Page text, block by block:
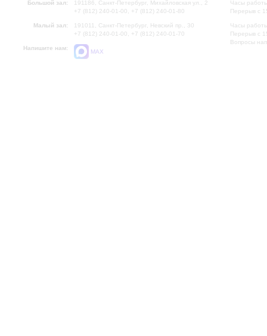
Большой зал:
191186, Санкт-Петербург, Михайловская ул., 2
+7 (812) 240-01-00, +7 (812) 240-01-80
Малый зал:
191011, Санкт-Петербург, Невский пр., 30
+7 (812) 240-01-00, +7 (812) 240-01-70
Напишите нам:
MAX
Часы
Перерыв с
Часы
Перерыв с
Вопросы